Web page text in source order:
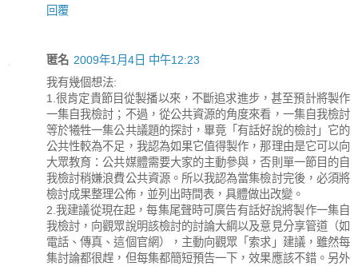
回覆
匿名 2009年1月4日 中午12:23
我有幾個想法:
1.很肯定貴節目從製播以來，不斷追求進步，甚至預計將製作
一集自我檢討；不過，從公共資源的角度來看，一集自我檢討
等於犧牲一集公共議題的探討，畢竟「有話好說的檢討」它的
公共性較為不足，我認為如果它值得製作，那理由是它可以向
大眾教育：公共媒體需要大家的主動參與，否則單一節目的自
我檢討稍嫌浪費公共資源。所以我認為當集檢討完後，必須將
檢討成果整理公佈，並列出時間表，具體做出改變。
2.我建議從現在起，每集尾聲時可廣告有話好說將製作一集自
我檢討，向觀眾說明該檢討的討論大綱以及意見分享管道（如
電話、傳真、這個官網），主動向觀眾「索求」建議，雖然每
集討論都很趕，但每集都簡短預告一下，效果應該不錯。另外